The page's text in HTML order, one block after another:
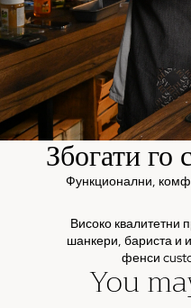
Збогати го
Функционални,
Високо квалитетни
шанкери, бариста и
фенси
You